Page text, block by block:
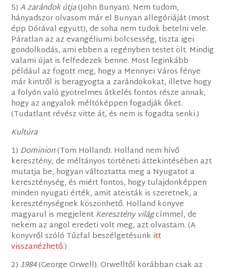
5)A zarándok útja(John Bunyan). Nem tudom,
hányadszor olvasom már el Bunyan allegóriáját (most
épp Dórával együtt), de soha nem tudok betelni vele.
Páratlan az az evangéliumi bölcsesség, tiszta igei
gondolkodás, ami ebben a regényben testet ölt. Mindig
valami újat is felfedezek benne. Most leginkább
például az fogott meg, hogy a Mennyei Város fénye
már kintről is beragyogta a zarándokokat, illetve hogy
a folyón való gyötrelmes átkelés fontos része annak,
hogy az angyalok méltóképpen fogadják őket.
(Tudatlant révész vitte át, és nem is fogadta senki.)
Kultúra
1) Dominion(Tom Holland). Holland nem hívő
keresztény, de méltányos történeti áttekintésében azt
mutatja be, hogyan változtatta meg a Nyugatot a
kereszténység, és miért fontos, hogy tulajdonképpen
minden nyugati érték, amit ateisták is szeretnek, a
kereszténységnek köszönhető. Holland könyve
magyarul is megjelentKeresztény világcímmel, de
nekem az angol eredeti volt meg, azt olvastam. (A
könyvről szóló Tűzfal beszélgetésünk itt
visszanézhető.)
2) 1984(George Orwell). Orwelltől korábban csak az